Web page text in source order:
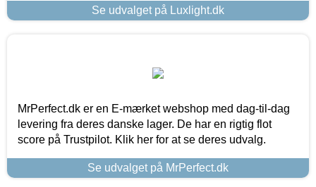
Se udvalget på Luxlight.dk
MrPerfect.dk er en E-mærket webshop med dag-til-dag
levering fra deres danske lager. De har en rigtig flot
score på Trustpilot. Klik her for at se deres udvalg.
Se udvalget på MrPerfect.dk